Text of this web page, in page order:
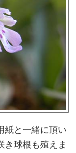
紙と一緒に頂い
き球根も殖えま